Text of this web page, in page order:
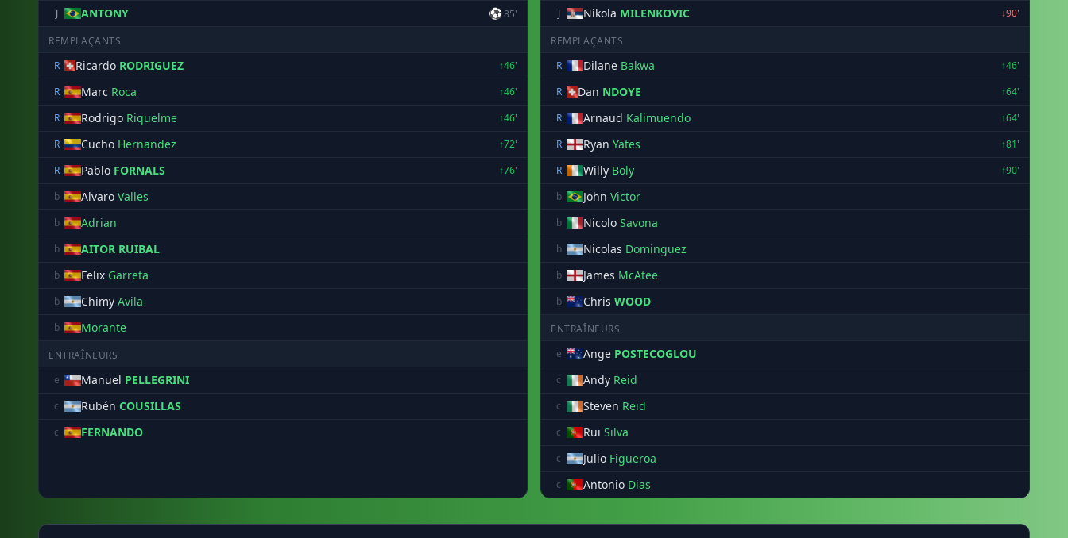
J
ANTONY ⚽85'
REMPLAÇANTS
R
Ricardo RODRIGUEZ
↑46'
R
Marc Roca
↑46'
R
Rodrigo Riquelme
↑46'
R
Cucho Hernandez
↑72'
R
Pablo FORNALS
↑76'
b
Alvaro Valles
b Adrian
b AITOR RUIBAL
b Felix Garreta
b Chimy Avila
b Morante
ENTRAÎNEURS
e
Manuel PELLEGRINI
c Rubén COUSILLAS
c FERNANDO
J
Nikola MILENKOVIC ↓90'
REMPLAÇANTS
R
Dilane Bakwa
↑46'
R
Dan NDOYE
↑64'
R
Arnaud Kalimuendo
↑64'
R
Ryan Yates
↑81'
R
Willy Boly
↑90'
b
John Victor
b Nicolo Savona
b Nicolas Dominguez
b James McAtee
b Chris WOOD
ENTRAÎNEURS
e
Ange POSTECOGLOU
c Andy Reid
c Steven Reid
c Rui Silva
c Julio Figueroa
c Antonio Dias